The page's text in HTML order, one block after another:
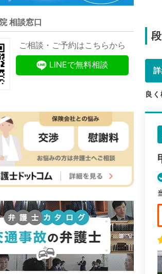
相談窓口
ご相談・ご予約はこちらから
LINEで無料相談
良